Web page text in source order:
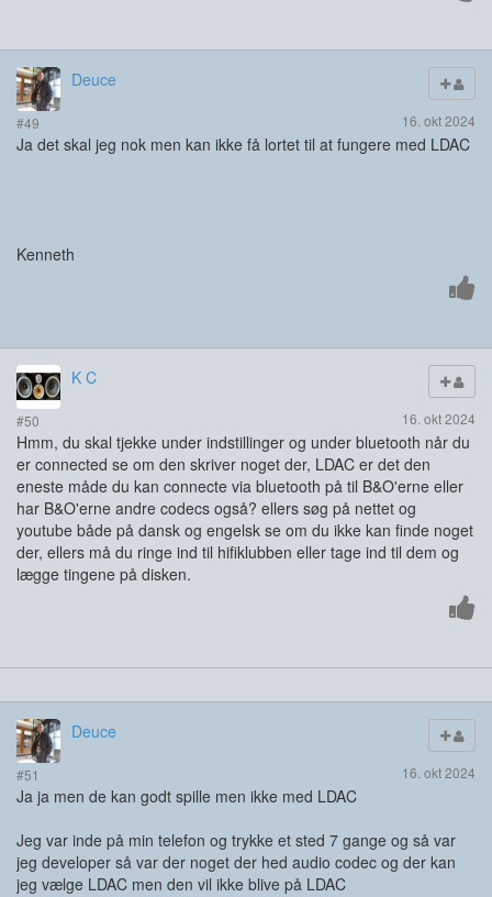
Deuce
#49 16. okt 2024
Ja det skal jeg nok men kan ikke få lortet til at fungere med LDAC
Kenneth
K C
#50 16. okt 2024
Hmm, du skal tjekke under indstillinger og under bluetooth når du
er connected se om den skriver noget der, LDAC er det den
eneste måde du kan connecte via bluetooth på til B&O'erne eller
har B&O'erne andre codecs også? ellers søg på nettet og
youtube både på dansk og engelsk se om du ikke kan finde noget
der, ellers må du ringe ind til hifiklubben eller tage ind til dem og
lægge tingene på disken.
Deuce
#51 16. okt 2024
Ja ja men de kan godt spille men ikke med LDAC
Jeg var inde på min telefon og trykke et sted 7 gange og så var
jeg developer så var der noget der hed audio codec og der kan
jeg vælge LDAC men den vil ikke blive på LDAC